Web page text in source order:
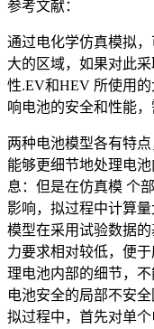
参考文献：
通过电化学仿真模拟
大的区域，如果对此
性.EV和HEV 所使用
响电池的安全和性能
两种电池模型各有特
能够更细节地处理电
息：但是在仿真模 个
影响，拟过程中计算
模型在采用试验数据
力要求相对较低，便
理电池内部的细节，
电池安全的局部不安
拟过程中，首先对单